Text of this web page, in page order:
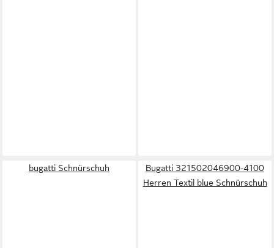
bugatti Schnürschuh
Bugatti 321502046900-4100
Herren Textil blue Schnürschuh